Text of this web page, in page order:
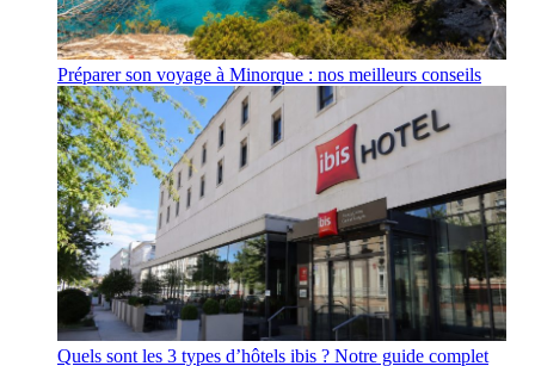
Préparer son voyage à Minorque : nos meilleurs conseils
Quels sont les 3 types d’hôtels ibis ? Notre guide complet